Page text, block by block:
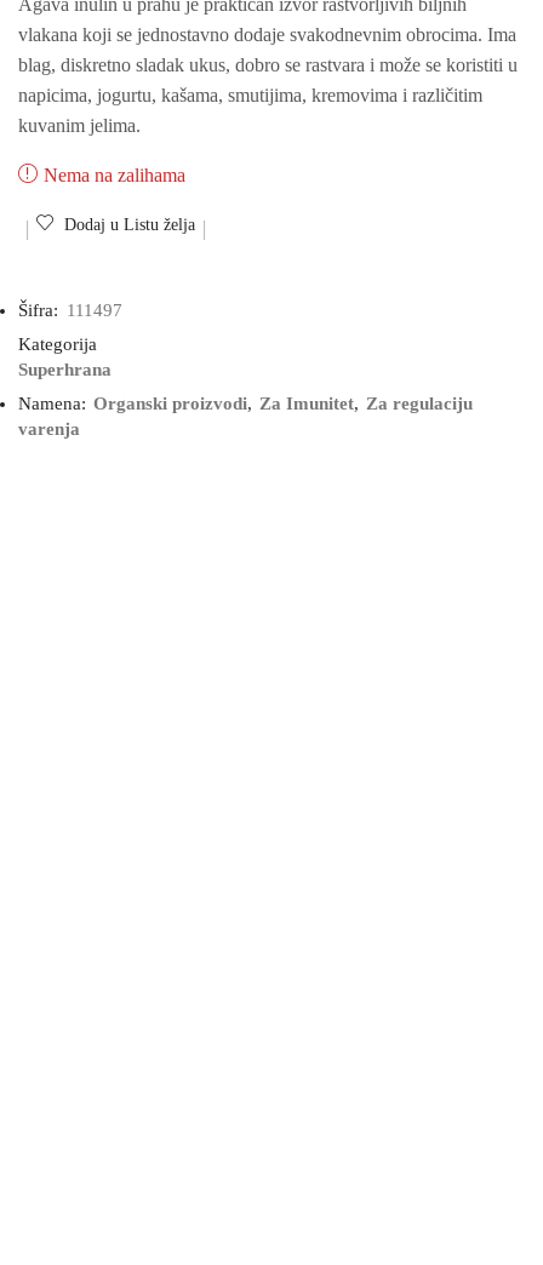
vlakana koji se jednostavno dodaje svakodnevnim obrocima. Ima
blag, diskretno sladak ukus, dobro se rastvara i može se koristiti u
napicima, jogurtu, kašama, smutijima, kremovima i različitim
kuvanim jelima.
Nema na zalihama
Dodaj u Listu želja
Šifra: 111497
Kategorija
Superhrana
Namena: Organski proizvodi, Za Imunitet, Za regulaciju
varenja